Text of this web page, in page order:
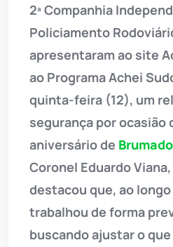
2ª Companhia
Policiamento
apresentaram ao site
ao Programa Achei
quinta-feira (12), um
segurança por ocasião
aniversário de Brumado
Coronel Eduardo Viana,
destacou que, ao
trabalhou de forma
buscando ajustar o